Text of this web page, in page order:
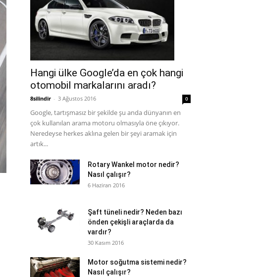
Hangi ülke Google’da en çok hangi
otomobil markalarını aradı?
8silindir - 3 Ağustos 2016 0
Google, tartışmasız bir şekilde şu anda dünyanın en
çok kullanılan arama motoru olmasıyla öne çıkıyor.
Neredeyse herkes aklına gelen bir şeyi aramak için
artık...
Rotary Wankel motor nedir?
Nasıl çalışır?
6 Haziran 2016
Şaft tüneli nedir? Neden bazı
önden çekişli araçlarda da
vardır?
30 Kasım 2016
Motor soğutma sistemi nedir?
Nasıl çalışır?